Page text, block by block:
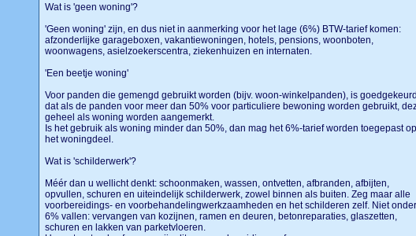
Wat is 'geen woning'?
'Geen woning' zijn, en dus niet in aanmerking voor het lage (6%) BTW-tarief komen:
afzonderlijke garageboxen, vakantiewoningen, hotels, pensions, woonboten,
woonwagens, asielzoekerscentra, ziekenhuizen en internaten.
'Een beetje woning'
Voor panden die gemengd gebruikt worden (bijv. woon-winkelpanden), is
dat als de panden voor meer dan 50% voor particuliere bewoning worden gebruikt,
geheel als woning worden aangemerkt.
Is het gebruik als woning minder dan 50%, dan mag het 6%-tarief worden toegepast op
het woningdeel.
Wat is 'schilderwerk'?
Méér dan u wellicht denkt: schoonmaken, wassen, ontvetten, afbranden, afbijten,
opvullen, schuren en uiteindelijk schilderwerk, zowel binnen als buiten. Zeg maar alle
voorbereidings- en voorbehandelingwerkzaamheden en het schilderen zelf. Niet onder
6% vallen: vervangen van kozijnen, ramen en deuren, betonreparaties, glaszetten,
schuren en lakken van parketvloeren.